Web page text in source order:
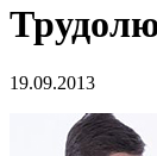
19.09.2013